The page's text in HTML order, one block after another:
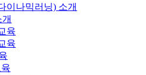
이나믹러닝) 소개
육
육